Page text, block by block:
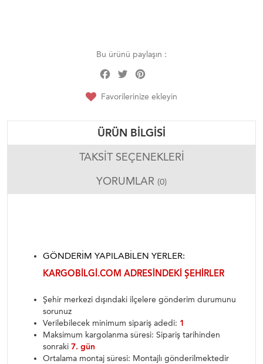
Bu ürünü paylaşın :
Facebook
Twitter
Favorilerinize ekleyin
ÜRÜN BILGISI
TAKSIT SEÇENEKLERI
YORUMLAR (0)
GÖNDERIM YAPILABILEN YERLER:
KARGOBILGI.COM ADRESINDEKI ŞEHIRLER
Şehir merkezi dışındaki ilçelere gönderim durumunu
sorunuz
Verilebilecek minimum sipariş adedi: 1
Maksimum kargolanma süresi: Sipariş tarihinden
sonraki 7. gün
Ortalama montaj süresi: Montajlı gönderilmektedir